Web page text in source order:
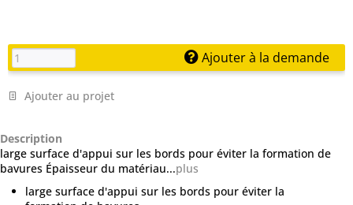
Ajouter à la demande
Ajouter au projet
Description
large surface d'appui sur les bords pour éviter la formation de
bavures Épaisseur du matériau...plus
large surface d'appui sur les bords pour éviter la